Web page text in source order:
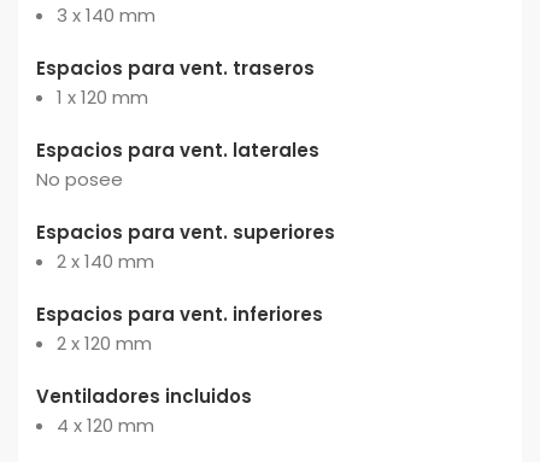
3 x 140 mm
Espacios para vent. traseros
1 x 120 mm
Espacios para vent. laterales
No posee
Espacios para vent. superiores
2 x 140 mm
Espacios para vent. inferiores
2 x 120 mm
Ventiladores incluidos
4 x 120 mm